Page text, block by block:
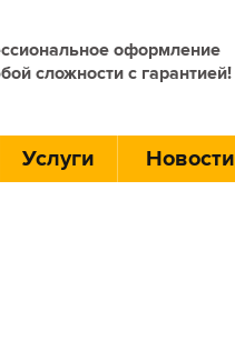
оформление
сложности с гарантией!
Услуги Новости